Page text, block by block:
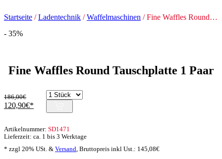
Startseite /Ladentechnik /Waffelmaschinen / Fine Waffles Round Tauschplatte 1 Paar
- 35%
Fine Waffles Round Tauschplatte 1 Paar
186,00€
Ursprünglicher
186,00€
120,90€
Preis
120,90€.
* zzgl 20% USt. & Versand Bruttopreis inkl Ust.: 145,08€
Artikelnummer: SD1471
Lieferzeit: ca. 1 bis 3 Werktage